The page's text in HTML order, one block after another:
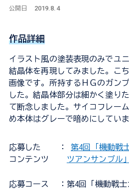
公開日 2019.8.4
作品詳細
イラスト風の塗装表現のみでユ
結晶体を再現してみました。こ
画像です。所持するＨＧのガン
した。結晶体部分は細かく塗り
て断念しました。サイコフレー
め本体はグレーで暗めにしていま
応募した
コンテンツ
：第4回「機動戦
ツアンサンブル
応募コース
：第4回「機動戦